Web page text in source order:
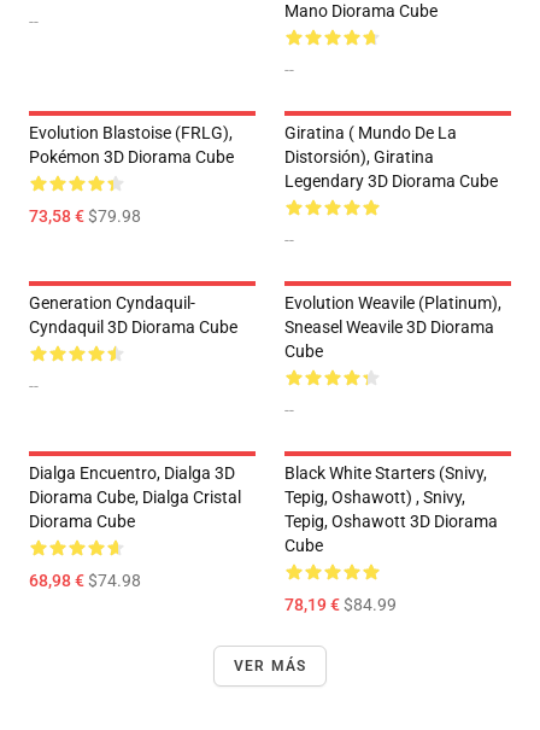
--
Mano Diorama Cube
--
Evolution Blastoise (FRLG),
Pokémon 3D Diorama Cube
73,58 €$79.98
Giratina ( Mundo De La
Distorsión), Giratina
Legendary 3D Diorama Cube
--
Generation Cyndaquil-
Cyndaquil 3D Diorama Cube
--
Evolution Weavile (Platinum),
Sneasel Weavile 3D Diorama
Cube
--
Dialga Encuentro, Dialga 3D
Diorama Cube, Dialga Cristal
Diorama Cube
68,98 €$74.98
Black White Starters (Snivy,
Tepig, Oshawott) , Snivy,
Tepig, Oshawott 3D Diorama
Cube
78,19 €$84.99
VER MÁS